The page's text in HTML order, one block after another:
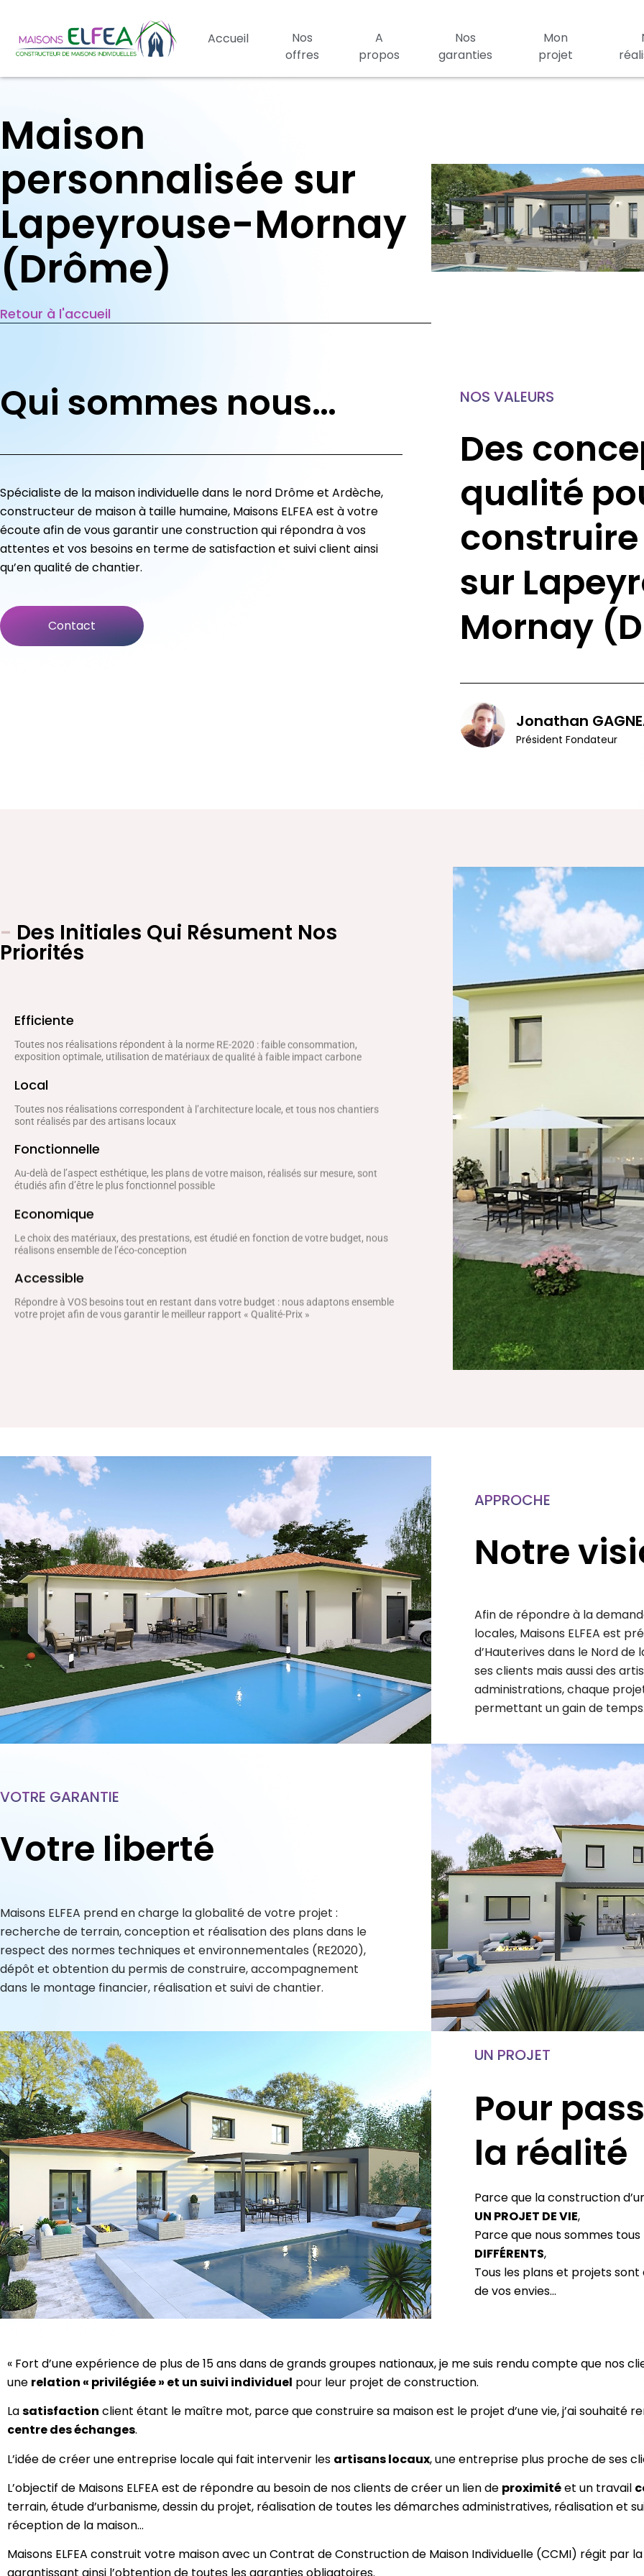
Accueil
Nos
offres
A
propos
Nos
garanties
Mon
projet
Maison
personnalisée sur
Lapeyrouse-Mornay
(Drôme)
Retour à l'accueil
Qui sommes nous…
Spécialiste de la maison individuelle dans le nord Drôme et Ardèche,
constructeur de maison à taille humaine, Maisons ELFEA est à votre
écoute afin de vous garantir une construction qui répondra à vos
attentes et vos besoins en terme de satisfaction et suivi client ainsi
qu’en qualité de chantier.
Contact
NOS VALEURS
Des
qualité
sur
Mornay
Jonathan
Président Fondateur
- Des Initiales Qui Résument Nos
Priorités
Efficiente
Toutes nos réalisations répondent à la norme RE-2020 : faible consommation,
exposition optimale, utilisation de matériaux de qualité à faible impact carbone
Local
Toutes nos réalisations correspondent à l’architecture locale, et tous nos chantiers
sont réalisés par des artisans locaux
Fonctionnelle
Au-delà de l’aspect esthétique, les plans de votre maison, réalisés sur mesure, sont
étudiés afin d’être le plus fonctionnel possible
Economique
Le choix des matériaux, des prestations, est étudié en fonction de votre budget, nous
réalisons ensemble de l’éco-conception
Accessible
Répondre à VOS besoins tout en restant dans votre budget : nous adaptons ensemble
votre projet afin de vous garantir le meilleur rapport « Qualité-Prix »
APPROCHE
Notre
locales, Maisons ELFEA est
d’Hauterives dans le Nord
ses clients mais aussi des
administrations, chaque
permettant un gain de
VOTRE GARANTIE
Votre liberté
recherche de terrain, conception et réalisation des plans dans le
respect des normes techniques et environnementales (RE2020),
dépôt et obtention du permis de construire, accompagnement
dans le montage financier, réalisation et suivi de chantier.
UN PROJET
Pour
la réalité
Parce que la construction
UN PROJET DE VIE,
Parce que nous sommes tous
DIFFÉRENTS,
Tous les plans et projets
de vos envies…
« Fort d’une expérience de plus de 15 ans dans de grands groupes nationaux, je me suis rendu compte que nos
une relation « privilégiée » et un suivi individuel pour leur projet de construction.
Lasatisfaction client étant le maître mot, parce que construire sa maison est le projet d’une vie, j’ai souhaité
centre des échanges.
L’idée de créer une entreprise locale qui fait intervenir les artisans locaux, une entreprise plus proche de ses
L’objectif de Maisons ELFEA est de répondre au besoin de nos clients de créer un lien de proximitéet un travail
terrain, étude d’urbanisme, dessin du projet, réalisation de toutes les démarches administratives, réalisation et
réception de la maison…
Maisons ELFEA construit votre maison avec un Contrat de Construction de Maison Individuelle (CCMI) régit par la